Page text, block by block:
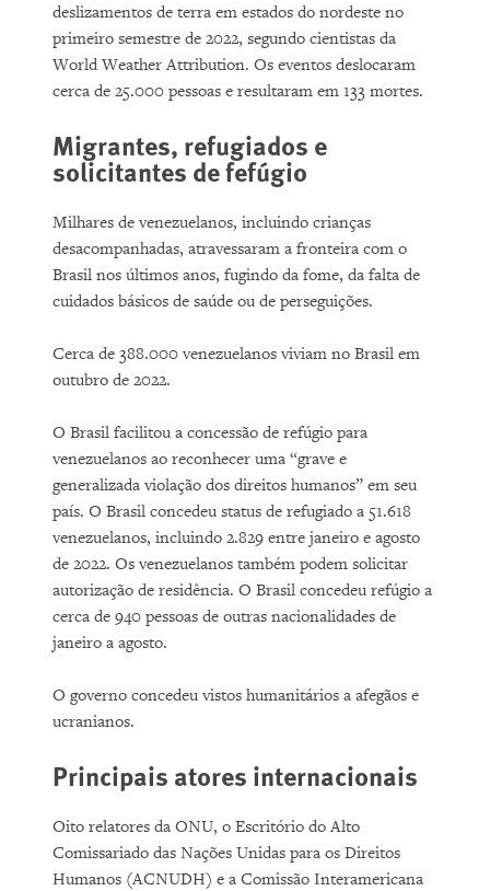
deslizamentos de terra em estados do nordeste no
primeiro semestre de 2022, segundo cientistas da
World Weather Attribution. Os eventos deslocaram
cerca de 25.000 pessoas e resultaram em 133 mortes.
Migrantes, refugiados e
solicitantes de fefúgio
Milhares de venezuelanos, incluindo crianças
desacompanhadas, atravessaram a fronteira com o
Brasil nos últimos anos, fugindo da fome, da falta de
cuidados básicos de saúde ou de perseguições.
Cerca de 388.000 venezuelanos viviam no Brasil em
outubro de 2022.
O Brasil facilitou a concessão de refúgio para
venezuelanos ao reconhecer uma “grave e
generalizada violação dos direitos humanos” em seu
país. O Brasil concedeu status de refugiado a 51.618
venezuelanos, incluindo 2.829 entre janeiro e agosto
de 2022. Os venezuelanos também podem solicitar
autorização de residência. O Brasil concedeu refúgio a
cerca de 940 pessoas de outras nacionalidades de
janeiro a agosto.
O governo concedeu vistos humanitários a afegãos e
ucranianos.
Principais atores internacionais
Oito relatores da ONU, o Escritório do Alto
Comissariado das Nações Unidas para os Direitos
Humanos (ACNUDH) e a Comissão Interamericana